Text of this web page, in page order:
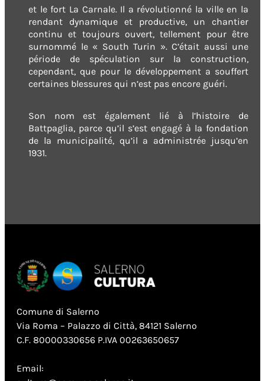
et le fort La Carnale. Il a révolutionné la ville en la
rendant dynamique et productive, un chantier
continu et toujours ouvert, tellement pour être
surnommé le « South Turin ». C’était aussi une
période de spéculation sur la construction,
cependant, que pour le développement a souffert
certaines blessures qui n’est pas encore guéri.
Son nom est également lié à l’histoire de
Battpaglia, parce qu’il s’est engagé à la fondation
de la municipalité, qu’il a administrée jusqu’en
1931.
Comune di Salerno
Via Roma – Palazzo di Città, 84121 Salerno
C.F. 80000330656 P.IVA 00263650657
Email: